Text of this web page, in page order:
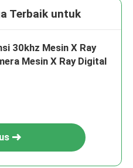
Terbaik untuk
30khz Mesin X Ray
Mesin X Ray Digital